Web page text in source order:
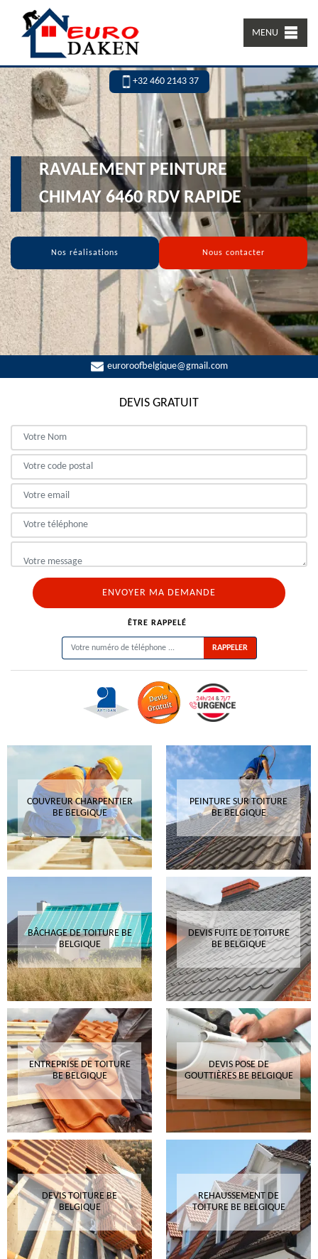
MENU
+32 460 2143 37
RAVALEMENT PEINTURE
CHIMAY 6460 RDV RAPIDE
Nos réalisations Nous contacter
euroroofbelgique@gmail.com
DEVIS GRATUIT
ÊTRE RAPPELÉ
COUVREUR CHARPENTIER
BE BELGIQUE
PEINTURE SUR TOITURE
BE BELGIQUE
BÂCHAGE DE TOITURE BE
BELGIQUE
DEVIS FUITE DE TOITURE
BE BELGIQUE
ENTREPRISE DE TOITURE
BE BELGIQUE
DEVIS POSE DE
GOUTTIÈRES BE BELGIQUE
DEVIS TOITURE BE
BELGIQUE
REHAUSSEMENT DE
TOITURE BE BELGIQUE